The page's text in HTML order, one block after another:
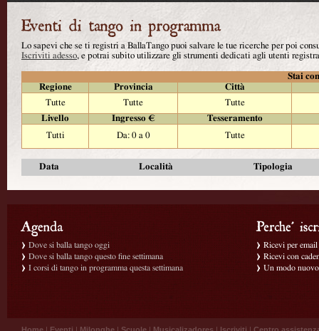
Lo sapevi che se ti registri a BallaTango puoi salvare le tue ricerche per poi
Iscriviti adesso, e potrai subito utilizzare gli strumenti dedicati agli utenti
Stai
Regione
Provincia
Città
Tutte
Tutte
Tutte
Livello
Ingresso €
Tesseramento
Tutti
Da: 0 a 0 Tutte
Data Località Tipologia
Dove si balla tango oggi
Dove si balla tango questo fine settimana
I corsi di tango in programma questa settimana
Ricevi per
Ricevi con
Un modo